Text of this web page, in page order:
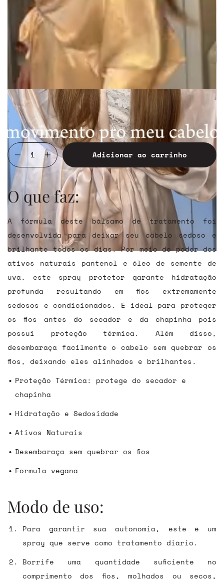
x de R$17,48
R$69,90
O que faz:
A fórmula deste bálsamo de tratamento foi
desenvolvida para deixar seu cabelo sedoso e
brilhante todos os dias. Por meio do poder dos
ativos naturais pantenol e óleo de semente de
uva, este spray protetor garante hidratação
profunda resultando em fios extremamente
sedosos e condicionados. É ideal para proteger
os fios antes do secador e da chapinha pois
possui proteção térmica. Além disso,
desembaraça facilmente o cabelo sem quebrar os
fios, deixando eles alinhados e brilhantes.
Proteção Térmica: protege do secador e
chapinha
Hidratação e Sedosidade
Ativos Naturais
Desembaraça sem quebrar os fios
Fórmula vegana
Modo de uso:
Para garantir sua autonomia, este é um
spray que serve como tratamento diário.
Borrife uma quantidade suficiente no
comprimento dos fios, molhados ou secos,